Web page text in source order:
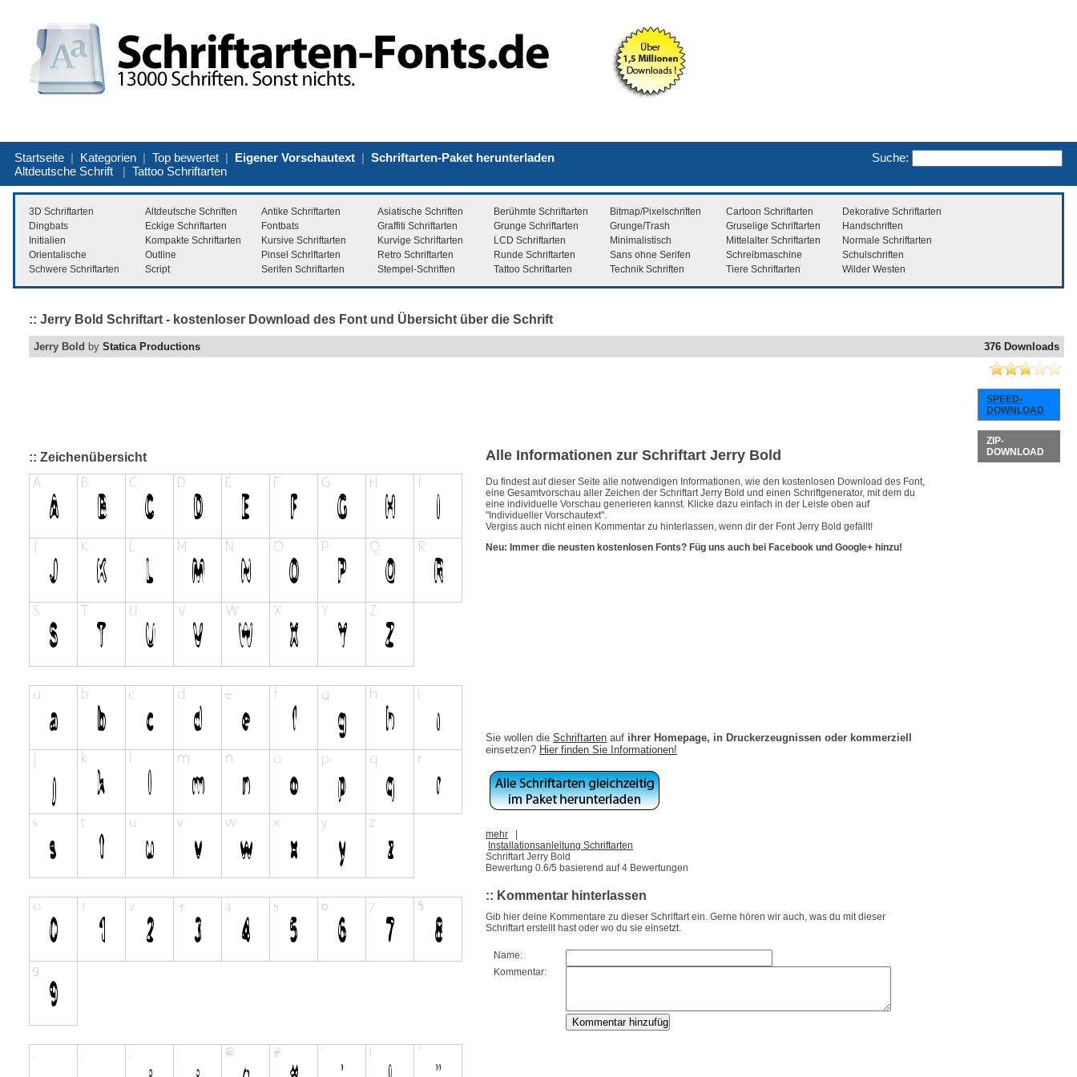
Suche:
Startseite | Kategorien | Top bewertet | Eigener Vorschautext | Schriftarten-Paket herunterladen
Altdeutsche Schrift | Tattoo Schriftarten
3D Schriftarten Altdeutsche Schriften Antike Schriftarten Asiatische Schriften Berühmte Schriftarten Bitmap/Pixelschriften Cartoon Schriftarten
Dekorative Schriftarten
Dingbats
Eckige Schriftarten Fontbats Graffiti Schriftarten Grunge Schriftarten Grunge/Trash Gruselige Schriftarten
Handschriften
Initialien
Kompakte Schriftarten Kursive Schriftarten Kurvige Schriftarten LCD Schriftarten Minimalistisch Mittelalter Schriftarten
Normale Schriftarten
Orientalische
Outline Pinsel Schriftarten Retro Schriftarten Runde Schriftarten Sans ohne Serifen Schreibmaschine
Schulschriften
Schwere Schriftarten
Script Serifen Schriftarten Stempel-Schriften Tattoo Schriftarten Technik Schriften Tiere Schriftarten Wilder Westen
:: Jerry Bold Schriftart - kostenloser Download des Font und Übersicht über die Schrift
376 Downloads
Jerry Bold by Statica Productions
SPEED-
DOWNLOAD
ZIP-
DOWNLOAD
:: Zeichenübersicht Alle Informationen zur Schriftart Jerry Bold
Du findest auf dieser Seite alle notwendigen Informationen, wie den kostenlosen Download des Font,
eine Gesamtvorschau aller Zeichen der Schriftart Jerry Bold und einen Schriftgenerator, mit dem du
eine individuelle Vorschau generieren kannst. Klicke dazu einfach in der Leiste oben auf
"Individueller Vorschautext".
Vergiss auch nicht einen Kommentar zu hinterlassen, wenn dir der Font Jerry Bold gefällt!
Neu: Immer die neusten kostenlosen Fonts? Füg uns auch bei Facebook und Google+ hinzu!
Sie wollen die Schriftarten auf ihrer Homepage, in Druckerzeugnissen oder kommerziell
einsetzen? Hier finden Sie Informationen!
mehr
Installationsanleitung Schriftarten
Schriftart Jerry Bold
Bewertung 0.6/5 basierend auf4 Bewertungen
:: Kommentar hinterlassen
Gib hier deine Kommentare zu dieser Schriftart ein. Gerne hören wir auch, was du mit dieser
Schriftart erstellt hast oder wo du sie einsetzt.
Name:
Kommentar: